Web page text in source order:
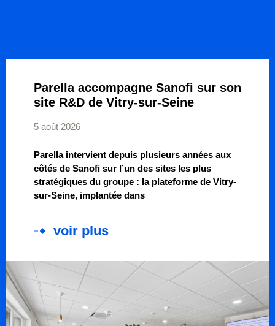
Parella accompagne Sanofi sur son
site R&D de Vitry-sur-Seine
5 août 2026
Parella intervient depuis plusieurs années aux
côtés de Sanofi sur l’un des sites les plus
stratégiques du groupe : la plateforme de Vitry-
sur-Seine, implantée dans
voir plus